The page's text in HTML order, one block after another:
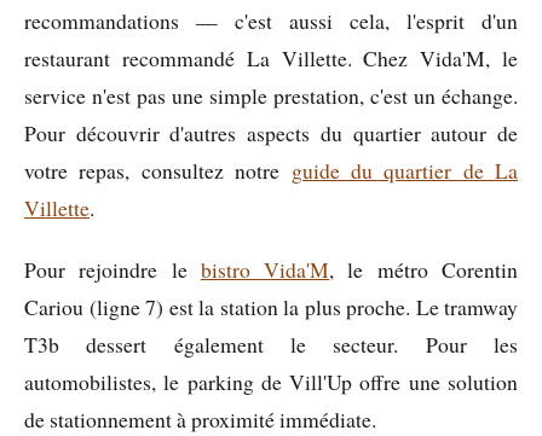
recommandations — c'est aussi cela, l'esprit d'un
restaurant recommandé La Villette. Chez Vida'M, le
service n'est pas une simple prestation, c'est un échange.
Pour découvrir d'autres aspects du quartier autour de
votre repas, consultez notre guide du quartier de La
Villette.
Pour rejoindre le bistro Vida'M, le métro Corentin
Cariou (ligne 7) est la station la plus proche. Le tramway
T3b dessert également le secteur. Pour les
automobilistes, le parking de Vill'Up offre une solution
de stationnement à proximité immédiate.